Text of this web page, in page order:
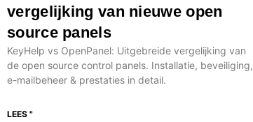
vergelijking van nieuwe open
source panels
KeyHelp vs OpenPanel: Uitgebreide vergelijking van
de open source control panels. Installatie, beveiliging,
e-mailbeheer & prestaties in detail.
LEES "